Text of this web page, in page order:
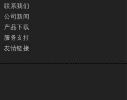
联系我们
公司新闻
产品下载
服务支持
友情链接